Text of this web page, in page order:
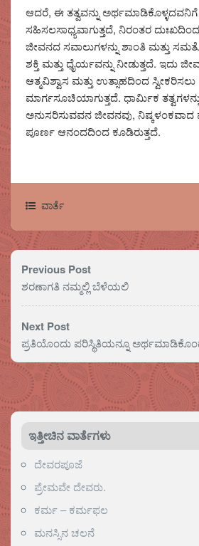
ಆದರೆ, ಈ ತತ್ವವನ್ನು
ಸಹಿಸಲಸಾಧ್ಯವಾಗುತ್ತದೆ, ನಿರಂತರ
ಜೀವನದ ಸವಾಲುಗಳನ್ನು ಶಾಂತಿ ಮತ್ತು
ಶಕ್ತಿ ಮತ್ತು ಧೈರ್ಯವನ್ನು ನೀಡುತ್ತದೆ. ಇದು
ಆತ್ಮವಿಶ್ವಾಸ ಮತ್ತು ಉತ್ಸಾಹದಿಂದ ಸ್ವೀಕರಿಸಲು
ಮಾರ್ಗಸೂಚಿಯಾಗುತ್ತದೆ. ಧಾರ್ಮಿಕ
ಅನುಸರಿಸುವವನ ಜೀವನವು,
ಪೂರ್ಣ ಆನಂದದಿಂದ ಕೂಡಿರುತ್ತದೆ.
ವಾರ್ತೆ
Previous Post
ಶರಣಾಗತಿ ನಮ್ಮಲ್ಲಿ ಬೆಳೆಯಲಿ
Next Post
ಪ್ರತಿಯೊಂದು ಪರಿಸ್ಥಿತಿಯನ್ನೂ
ಇತ್ತೀಚಿನ ವಾರ್ತೆಗಳು
ದೇವರಪೂಜೆ
ಪ್ರೇಮವೇ ದೇವರು.
ಕರ್ಮ – ಕರ್ಮಫಲ
ಮನಸ್ಸಿನ ಚಲನೆ